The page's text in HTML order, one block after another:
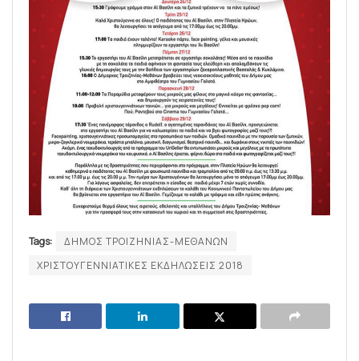
Tags:
ΔΗΜΟΣ ΤΡΟΙΖΗΝΙΑΣ-ΜΕΘΑΝΩΝ
ΧΡΙΣΤΟΥΓΕΝΝΙΑΤΙΚΕΣ ΕΚΔΗΛΩΣΕΙΣ 2018